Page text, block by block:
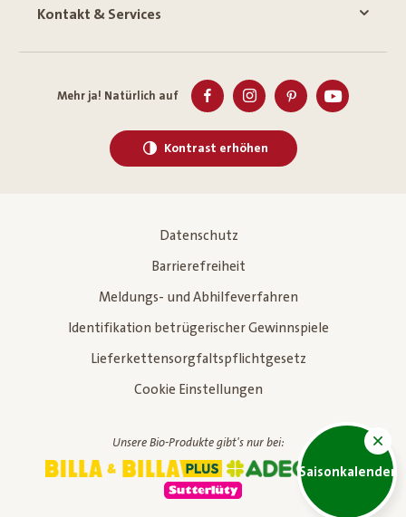
Saisonkalender
Kontakt & Services
Mehr ja! Natürlich auf
Kontrast erhöhen
Datenschutz
Barrierefreiheit
Meldungs- und Abhilfeverfahren
Identifikation betrügerischer Gewinnspiele
Lieferkettensorgfaltspflichtgesetz
Cookie Einstellungen
Unsere Bio-Produkte gibt's nur bei: